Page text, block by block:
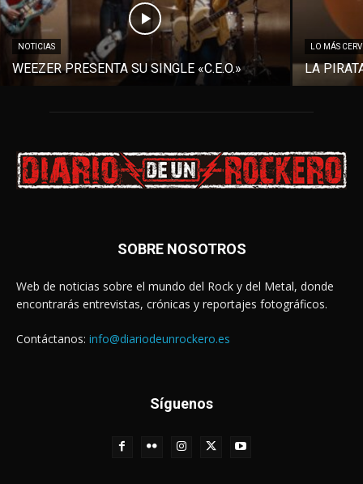
NOTICIAS
WEEZER PRESENTA SU SINGLE «C.E.O.»
LO MÁS
LA
SOBRE NOSOTROS
Web de noticias sobre el mundo del Rock y del Metal, donde
encontrarás entrevistas, crónicas y reportajes fotográficos.
Contáctanos: info@diariodeunrockero.es
Síguenos